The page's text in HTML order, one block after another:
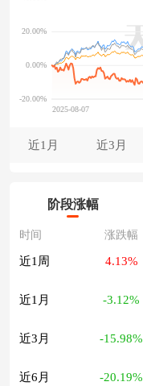
近1月 近3月
阶段涨幅
时间 涨跌幅
近1周 4.13%
近1月 -3.12%
近3月 -15.98%
近6月 -20.19%